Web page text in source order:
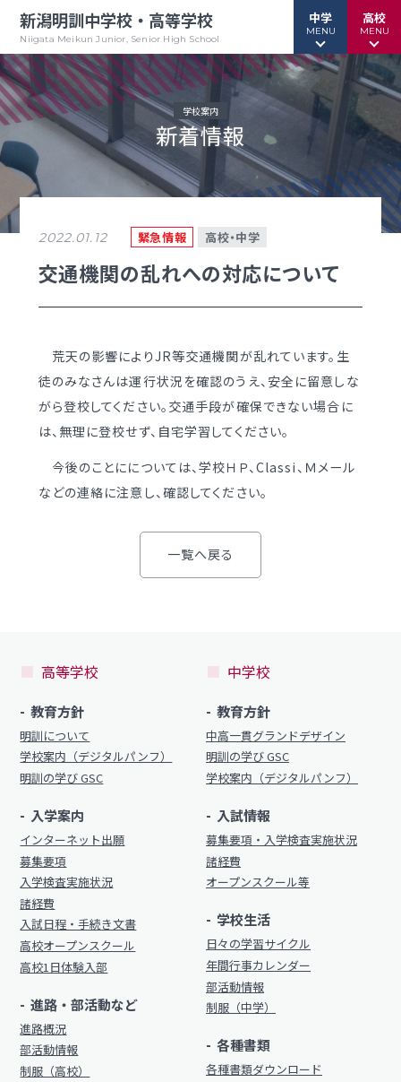
新潟明訓中学校・高等学校
Niigata Meikun Junior, Senior High School
中学
MENU
行事予定 緊急情報
教育方針
明訓の学び GSC
学校案内
（デジタルパンフ）
入試情報
学校生活
日々の学習サイクル
年間行事カレンダー
部活動情報
制服（中学）
各種書類
各種書類ダウンロード
新着情報
明訓の学び（カリキュラムポリシー）
高校
MENU
行事予定 緊急情報
教育方針
学校案内
（デジタルパンフ）
明訓の学び GSC
入学案内
インターネット出願
入試日程・手続き文書
高校1日体験入部
進路概況
部活動情報
各種書類
各種書類ダウンロード
卒業生調査書交付手順
各種証明書交付手順
学校案内
新着情報
2022.01.12 緊急情報 高校・中学
交通機関の乱れへの対応について
荒天の影響によりJR等交通機関が乱れています。生
徒のみなさんは運行状況を確認のうえ、安全に留意しな
がら登校してください。交通手段が確保できない場合に
は、無理に登校せず、自宅学習してください。
今後のことにについては、学校ＨＰ、Classi、Ｍメール
などの連絡に注意し、確認してください。
一覧へ戻る
高等学校
教育方針
明訓について
学校案内（デジタルパンフ）
明訓の学び GSC
入学案内
インターネット出願
募集要項
入学検査実施状況
諸経費
入試日程・手続き文書
高校オープンスクール
高校1日体験入部
進路・部活動など
進路概況
部活動情報
制服（高校）
中学校
教育方針
中高一貫グランドデザイン
明訓の学び GSC
学校案内（デジタルパンフ）
入試情報
募集要項・入学検査実施状況
諸経費
オープンスクール等
学校生活
日々の学習サイクル
年間行事カレンダー
部活動情報
制服（中学）
各種書類
各種書類ダウンロード